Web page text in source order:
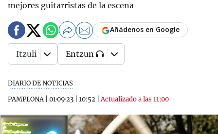
mejores guitarristas de la escena
DIARIO DE NOTICIAS
PAMPLONA| 01·09·23 10:52 |Actualizado a las 11:00
Añádenos en Google
Itzuli Entzun